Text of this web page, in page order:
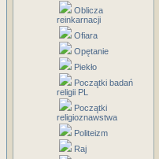
Oblicza
reinkarnacji
Ofiara
Opętanie
Piekło
Początki badań
religii PL
Początki
religioznawstwa
Politeizm
Raj